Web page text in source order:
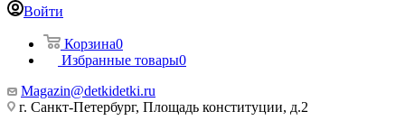
Войти
Корзина0
Избранные товары0
Magazin@detkidetki.ru
г. Санкт-Петербург, Площадь конституции, д.2